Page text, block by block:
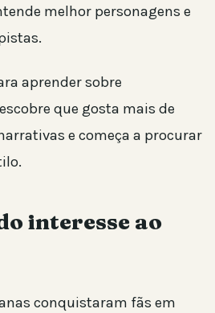
melhor personagens e
aprender sobre
que gosta mais de
e começa a procurar
interesse ao
conquistaram fãs em